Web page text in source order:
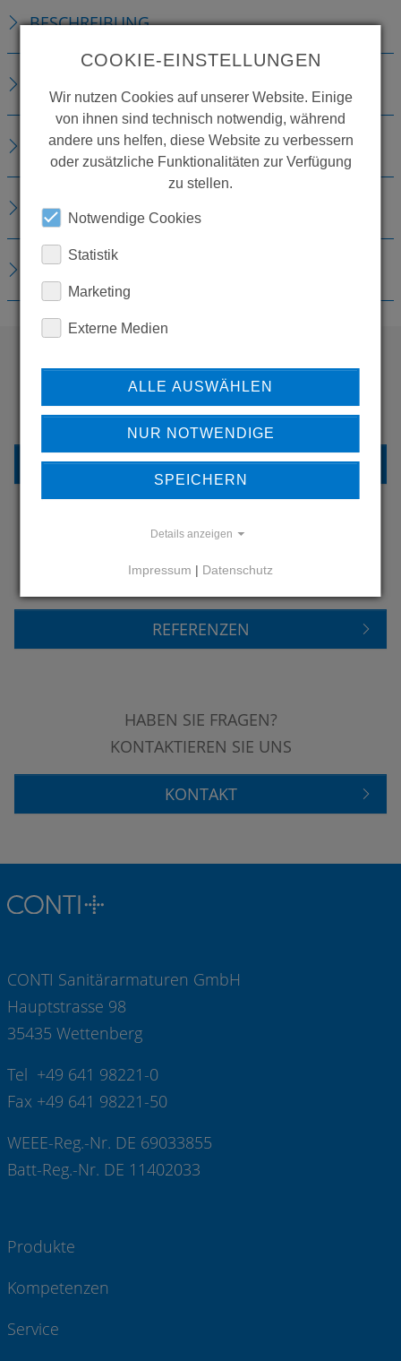
BESCHREIBUNG
ZUBEHÖR
ERSATZTEILE
DOWNLOADS
WOLLEN SIE MEHR
PRODUKTE SEHEN?
ZURÜCK ZUR ÜBERSICHT
UNSERE REFERENZEN
REFERENZEN
HABEN SIE FRAGEN?
KONTAKTIEREN SIE UNS
KONTAKT
CONTI Sanitärarmaturen GmbH
Hauptstrasse 98
35435 Wettenberg
Tel +49 641 98221-0
Fax +49 641 98221-50
WEEE-Reg.-Nr. DE 69033855
Batt-Reg.-Nr. DE 11402033
Produkte
Kompetenzen
Service
COOKIE-EINSTELLUNGEN
Wir nutzen Cookies auf unserer Website. Einige
von ihnen sind technisch notwendig, während
andere uns helfen, diese Website zu verbessern
oder zusätzliche Funktionalitäten zur Verfügung
zu stellen.
Notwendige Cookies
Statistik
Marketing
Externe Medien
ALLE AUSWÄHLEN
NUR NOTWENDIGE
SPEICHERN
Details anzeigen
Impressum | Datenschutz